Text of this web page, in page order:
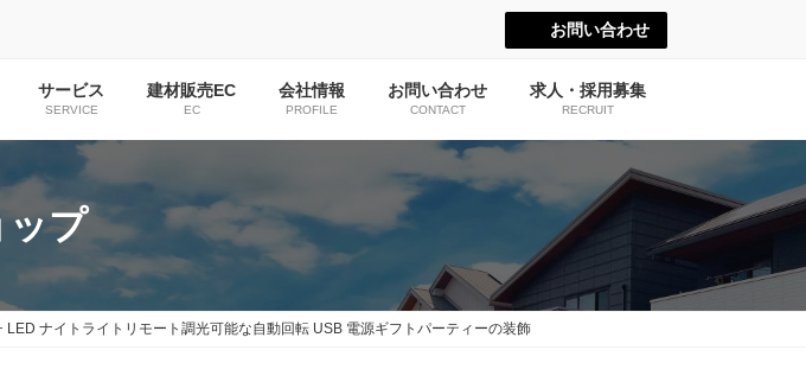
お問い合わせ
サービス
SERVICE
建材販売EC
EC
会社情報
PROFILE
お問い合わせ
CONTACT
求人・採用募集
RECRUIT
ップ
ナイトライトリモート調光可能な自動回転 USB 電源ギフトパーティーの装飾